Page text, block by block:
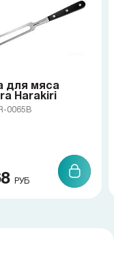
для мяса
Harakiri
0065B
РУБ